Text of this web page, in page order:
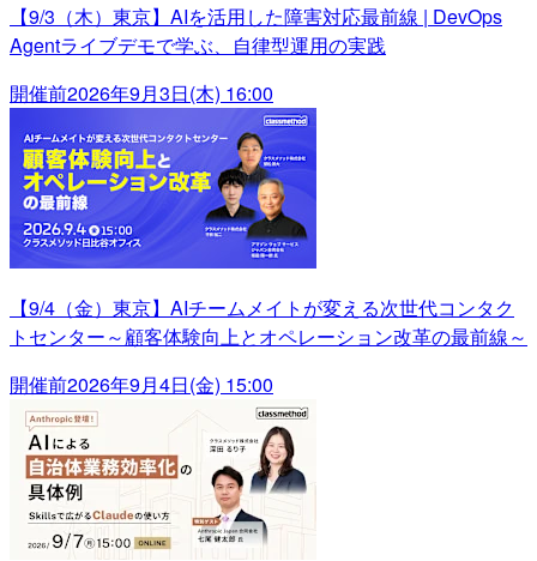
【9/3（木）東京】AIを活用した障害対応最前線 | DevOps
Agentライブデモで学ぶ、自律型運用の実践
開催前2026年9月3日(木) 16:00
【9/4（金）東京】AIチームメイトが変える次世代コンタク
トセンター～顧客体験向上とオペレーション改革の最前線～
開催前2026年9月4日(金) 15:00